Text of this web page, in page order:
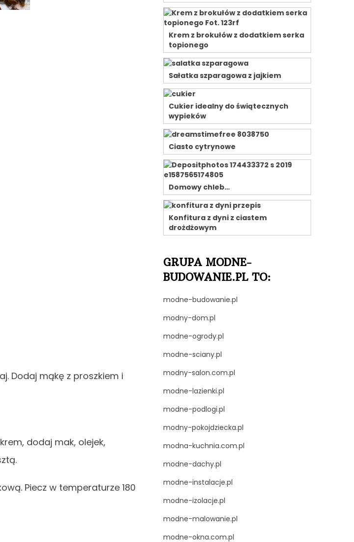
Dodaj mąkę z proszkiem i
dodaj mak, olejek,
Piecz w temperaturze 180
Krem z brokułów z dodatkiem serka
topionego
Sałatka szparagowa z jajkiem
Cukier idealny do świątecznych
wypieków
Ciasto cytrynowe
Domowy chleb…
Konfitura z dyni z ciastem
drożdżowym
GRUPA MODNE-
BUDOWANIE.PL TO:
modne-budowanie.pl
modny-dom.pl
modne-ogrody.pl
modne-sciany.pl
modny-salon.com.pl
modne-lazienki.pl
modne-podlogi.pl
modny-pokojdziecka.pl
modna-kuchnia.com.pl
modne-dachy.pl
modne-instalacje.pl
modne-izolacje.pl
modne-malowanie.pl
modne-okna.com.pl